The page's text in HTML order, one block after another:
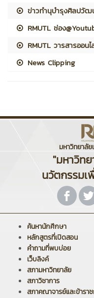
ข่าวทำนุบำรุงศิลปวัฒ
RMUTL ช่อง
RMUTL วารสารออน
News Clipping
มหาวิทยาลัย
"มหาวิทย
นวัตกรรม
ค้นหานักศึกษา
หลักสูตรที่เปิดสอน
คำถามที่พบบ่อย
เว็บลิงค์
สภามหาวิทยาลัย
สภาวิชาการ
สภาคณาจารย์และข้ารา